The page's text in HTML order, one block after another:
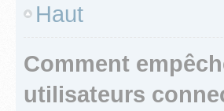
Haut
Comment
utilisateurs